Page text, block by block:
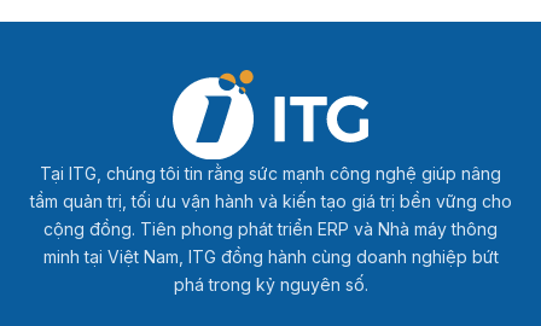
Tại ITG, chúng tôi tin rằng sức mạnh công nghệ giúp nâng
tầm quản trị, tối ưu vận hành và kiến tạo giá trị bền vững cho
cộng đồng. Tiên phong phát triển ERP và Nhà máy thông
minh tại Việt Nam, ITG đồng hành cùng doanh nghiệp bứt
phá trong kỷ nguyên số.